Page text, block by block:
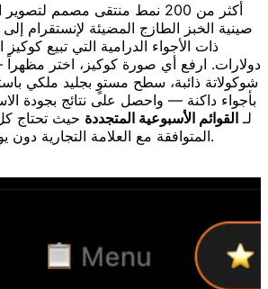
أكثر من 200 نمط منتقى مصمم
صينية الخبز الطازج المضيئة لإنستقرام
ذات الأجواء الدرامية التي تبيع
دولارات. ارفع أي صورة كوكيز، اختر
شوكولاتة ذائبة، سطح مستوٍ بجليد ملكي
بأجواء داكنة — واحصل على نتائج بجودة
لـ القوائم الأسبوعية المتجددة حيث تحتاج
المتوافقة مع العلامة التجارية دون يوم استوديو لكل إطلاق.